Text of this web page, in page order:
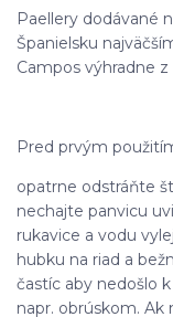
Paellery dodávané
Španielsku
Campos výhradne
Pred prvým
opatrne odstráňte
nechajte panvicu
rukavice a vodu
hubku na riad a
častíc aby nedošlo
napr. obrúskom.